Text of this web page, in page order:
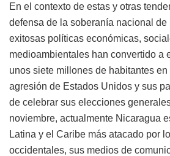
En el contexto de estas y otras
defensa de la soberanía nacional de
exitosas políticas económicas,
medioambientales han convertido a
unos siete millones de habitantes
agresión de Estados Unidos y sus
de celebrar sus elecciones
noviembre, actualmente Nicaragua
Latina y el Caribe más atacado por
occidentales, sus medios de